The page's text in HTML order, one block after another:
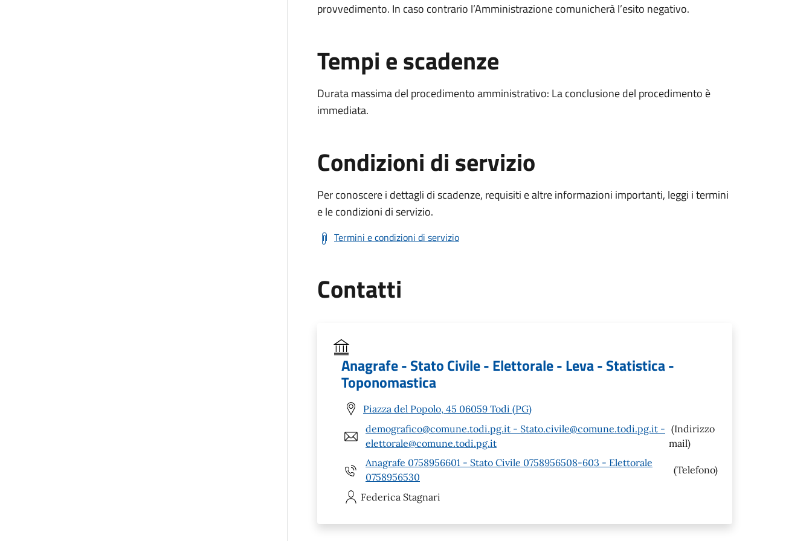
provvedimento. In caso contrario l’Amministrazione comunicherà l’esito negativo.
Tempi e scadenze
Durata massima del procedimento amministrativo: La conclusione del procedimento è
immediata.
Condizioni di servizio
Per conoscere i dettagli di scadenze, requisiti e altre informazioni importanti, leggi i termini
e le condizioni di servizio.
Termini e condizioni di servizio
Contatti
Anagrafe - Stato Civile - Elettorale - Leva - Statistica -
Toponomastica
Piazza del Popolo, 45 06059 Todi (PG)
demografico@comune.todi.pg.it - Stato.civile@comune.todi.pg.it -
elettorale@comune.todi.pg.it
(Indirizzo
mail)
Anagrafe 0758956601 - Stato Civile 0758956508-603 - Elettorale
0758956530
(Telefono)
Federica Stagnari